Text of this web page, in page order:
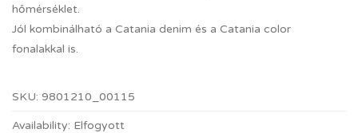
hőmérséklet.
Jól kombinálható a Catania denim és a Catania color
fonalakkal is.
SKU: 9801210_00115
Availability: Elfogyott